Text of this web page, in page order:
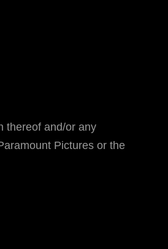
thereof and/or any
Pictures or the